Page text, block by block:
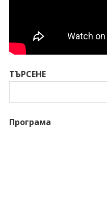
ТЪРСЕНЕ
Програма